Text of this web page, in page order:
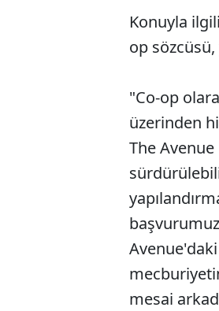
Konuyla
op
"Co-op
üzerinden
The
mesai